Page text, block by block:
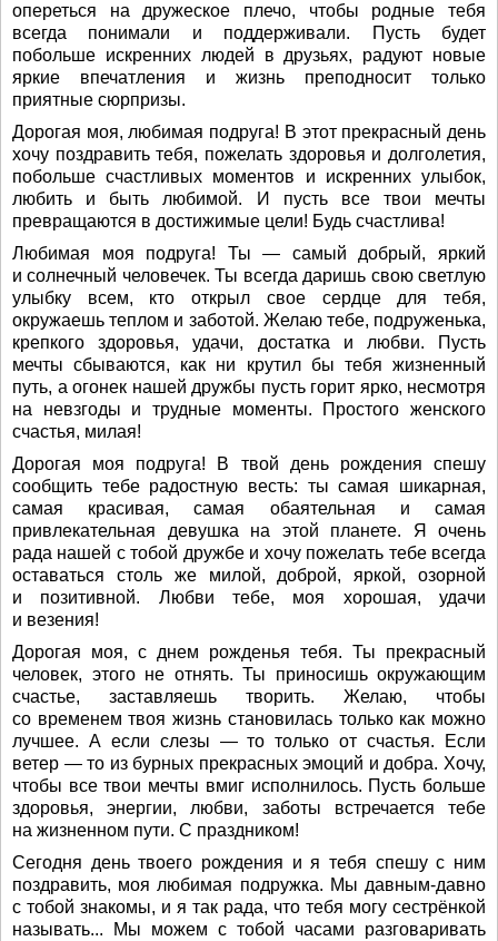
опереться на дружеское плечо, чтобы родные тебя
всегда понимали и поддерживали. Пусть будет
побольше искренних людей в друзьях, радуют новые
яркие впечатления и жизнь преподносит только
приятные сюрпризы.
Дорогая моя, любимая подруга! В этот прекрасный день
хочу поздравить тебя, пожелать здоровья и долголетия,
побольше счастливых моментов и искренних улыбок,
любить и быть любимой. И пусть все твои мечты
превращаются в достижимые цели! Будь счастлива!
Любимая моя подруга! Ты — самый добрый, яркий
и солнечный человечек. Ты всегда даришь свою светлую
улыбку всем, кто открыл свое сердце для тебя,
окружаешь теплом и заботой. Желаю тебе, подруженька,
крепкого здоровья, удачи, достатка и любви. Пусть
мечты сбываются, как ни крутил бы тебя жизненный
путь, а огонек нашей дружбы пусть горит ярко, несмотря
на невзгоды и трудные моменты. Простого женского
счастья, милая!
Дорогая моя подруга! В твой день рождения спешу
сообщить тебе радостную весть: ты самая шикарная,
самая красивая, самая обаятельная и самая
привлекательная девушка на этой планете. Я очень
рада нашей с тобой дружбе и хочу пожелать тебе всегда
оставаться столь же милой, доброй, яркой, озорной
и позитивной. Любви тебе, моя хорошая, удачи
и везения!
Дорогая моя, с днем рожденья тебя. Ты прекрасный
человек, этого не отнять. Ты приносишь окружающим
счастье, заставляешь творить. Желаю, чтобы
со временем твоя жизнь становилась только как можно
лучшее. А если слезы — то только от счастья. Если
ветер — то из бурных прекрасных эмоций и добра. Хочу,
чтобы все твои мечты вмиг исполнилось. Пусть больше
здоровья, энергии, любви, заботы встречается тебе
на жизненном пути. С праздником!
Сегодня день твоего рождения и я тебя спешу с ним
поздравить, моя любимая подружка. Мы давным-давно
с тобой знакомы, и я так рада, что тебя могу сестрёнкой
называть... Мы можем с тобой часами разговаривать